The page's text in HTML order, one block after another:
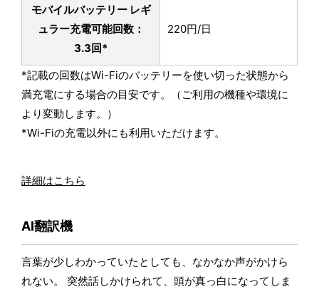
モバイルバッテリー レギ
ュラー充電可能回数：
3.3回*
220円/日
*記載の回数はWi-Fiのバッテリーを使い切った状態から
満充電にする場合の目安です。（ご利用の機種や環境に
より変動します。）
*Wi-Fiの充電以外にも利用いただけます。
詳細はこちら
AI翻訳機
言葉が少しわかっていたとしても、なかなか声がかけら
れない。 突然話しかけられて、頭が真っ白になってしま